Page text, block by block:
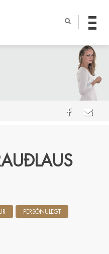
PERSÓNULEGT